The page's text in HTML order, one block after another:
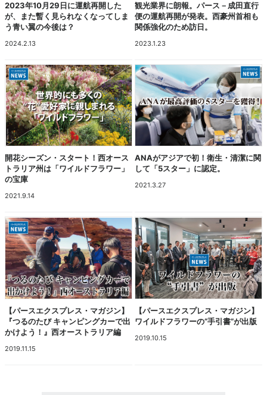
2023年10月29日に運航再開した
が、また暫く見られなくなってしま
う青い翼の今後は？
2024.2.13
観光業界に朗報。パース－成田直行
便の運航再開が発表。西豪州首相も
関係強化のため訪日。
2023.1.23
開花シーズン・スタート！西オース
トラリア州は「ワイルドフラワー」
の宝庫
2021.9.14
ANAがアジアで初！衛生・清潔に関
して「5スター」に認定。
2021.3.27
【パースエクスプレス・マガジン】
『つるのたび キャンピングカーで出
かけよう！』西オーストラリア編
2019.11.15
【パースエクスプレス・マガジン】
ワイルドフラワーの“手引書”が出版
2019.10.15